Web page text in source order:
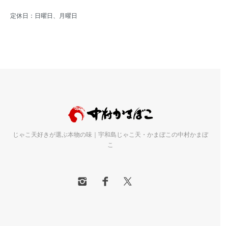
定休日：日曜日、月曜日
じゃこ天好きが選ぶ本物の味｜宇和島じゃこ天・かまぼこの中村かまぼ
こ